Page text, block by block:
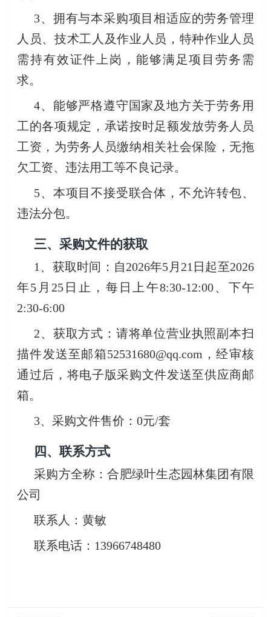
3、拥有与本采购项目相适应的劳务管理
人员、技术工人及作业人员，特种作业人员
需持有效证件上岗，能够满足项目劳务需
求。
4、能够严格遵守国家及地方关于劳务用
工的各项规定，承诺按时足额发放劳务人员
工资，为劳务人员缴纳相关社会保险，无拖
欠工资、违法用工等不良记录。
5、本项目不接受联合体，不允许转包、
违法分包。
三、采购文件的获取
1、获取时间：自2026年5月21日起至2026
年5月25日止，每日上午8:30-12:00、下午
2:30-6:00
2、获取方式：请将单位营业执照副本扫
描件发送至邮箱52531680@qq.com，经审核
通过后，将电子版采购文件发送至供应商邮
箱。
3、采购文件售价：0元/套
四 、联系方式
采购方全称：合肥绿叶生态园林集团有限
公司
联系人：黄敏
联系电话：13966748480